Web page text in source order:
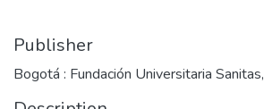
Publisher
Bogotá : Fundación Universitaria Sanitas,